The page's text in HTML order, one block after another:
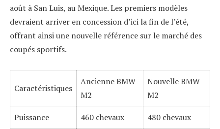
août à San Luis, au Mexique. Les premiers modèles
devraient arriver en concession d’ici la fin de l’été,
offrant ainsi une nouvelle référence sur le marché des
coupés sportifs.
Caractéristiques
Ancienne BMW
M2
Nouvelle BMW
M2
Puissance 460 chevaux 480 chevaux